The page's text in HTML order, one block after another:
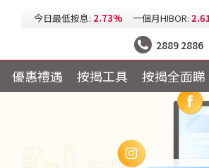
今日最低按息: 2.73% 一個月HIBOR:
今日最低H按:
2889 2886
優惠禮遇 按揭工具 按揭全面睇